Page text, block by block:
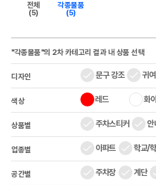
전체
(5)
각종물품
(5)
"각종물품"의 2차 카테고리 결과 내 상품 선택
디자인 문구 강조 귀
색상 레드 화
상품별 주차스티커 안
업종별 아파트 학교/
공간별 주차장 계단